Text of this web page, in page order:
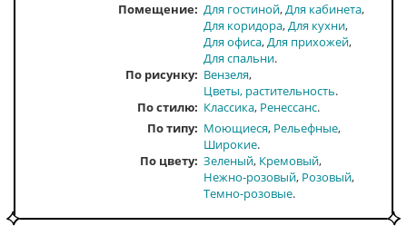
Помещение Для гостиной Для кабинета
Для коридора Для кухни
Для офиса Для прихожей
Для спальни
По рисунку
Вензеля
Цветы, растительность
По стилю
Классика Ренессанс
По типу
Моющиеся Рельефные
Широкие
По цвету Зеленый Кремовый
Нежно-розовый Розовый
Темно-розовые